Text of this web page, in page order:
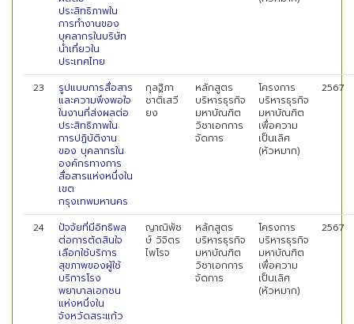
ประสิทธิภาพใน
การทำงานของ
บุคลากรในบริษัท
นำเที่ยวใน
ประเทศไทย
23
รูปแบบการสื่อสาร
และความพึงพอใจ
ในงานที่ส่งผลต่อ
ประสิทธิภาพใน
การปฏิบัติงาน
ของ บุคลากรใน
องค์กรทางการ
สื่อสารแห่งหนึ่งใน
เขต
กรุงเทพมหานคร
กุลฐิภา
ชาติเสวี
ยง
หลักสูตร
บริหารธุรกิจ
มหาบัณฑิต
วิชาเอกการ
จัดการ
โครงการ
บริหารธุรกิจ
มหาบัณฑิต
เพื่อความ
เป็นเลิศ
(หัวหมาก)
2567
24
ปัจจัยที่มีอิทธิพล
ต่อการตัดสินใจ
เลือกใช้บริการ
สุขภาพของผู้ใช้
บริการโรง
พยาบาลเอกชน
แห่งหนึ่งใน
จังหวัดสระแก้ว
ญาณิพัช
ษ์ วิจิตร
ไพโรจ
หลักสูตร
บริหารธุรกิจ
มหาบัณฑิต
วิชาเอกการ
จัดการ
โครงการ
บริหารธุรกิจ
มหาบัณฑิต
เพื่อความ
เป็นเลิศ
(หัวหมาก)
2567